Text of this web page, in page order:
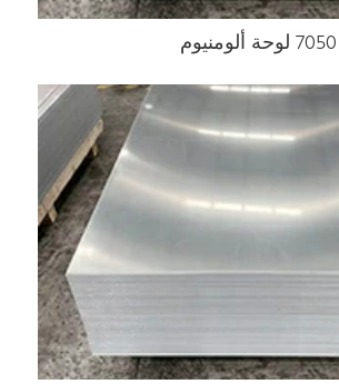
7050 لوحة ألومنيوم